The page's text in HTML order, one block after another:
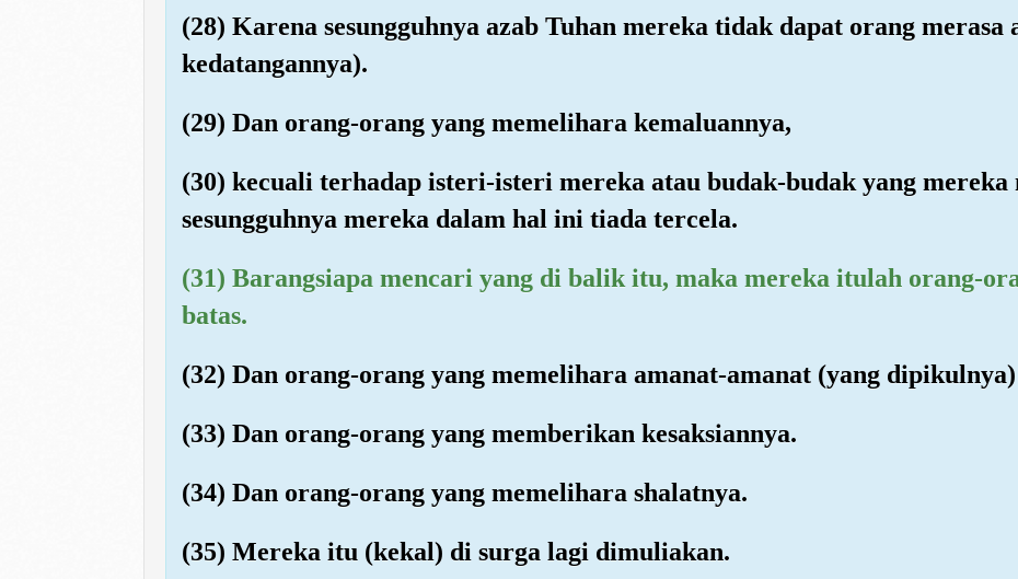
(28) Karena sesungguhnya azab Tuhan mereka tidak dapat orang merasa
kedatangannya).
(29) Dan orang-orang yang memelihara kemaluannya,
(30) kecuali terhadap isteri-isteri mereka atau budak-budak yang
sesungguhnya mereka dalam hal ini tiada tercela.
(31) Barangsiapa mencari yang di balik itu, maka mereka itulah orang-
batas.
(32) Dan orang-orang yang memelihara amanat-amanat (yang
(33) Dan orang-orang yang memberikan kesaksiannya.
(34) Dan orang-orang yang memelihara shalatnya.
(35) Mereka itu (kekal) di surga lagi dimuliakan.